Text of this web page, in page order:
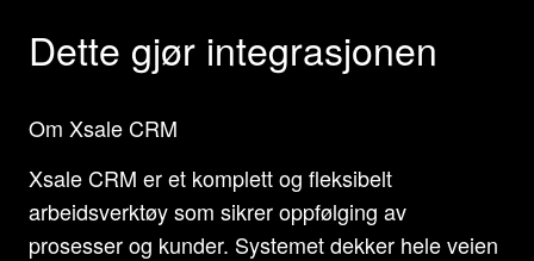
Om oss
Support
Logg inn
Dette gjør integrasjonen
Om Xsale CRM
Xsale CRM er et komplett og fleksibelt
arbeidsverktøy som sikrer oppfølging av
prosesser og kunder. Systemet dekker hele veien